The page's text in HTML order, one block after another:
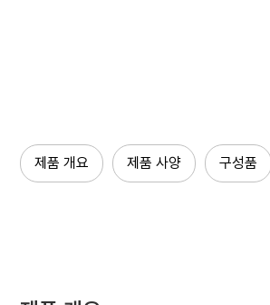
제품 개요 제품 사양 구성품